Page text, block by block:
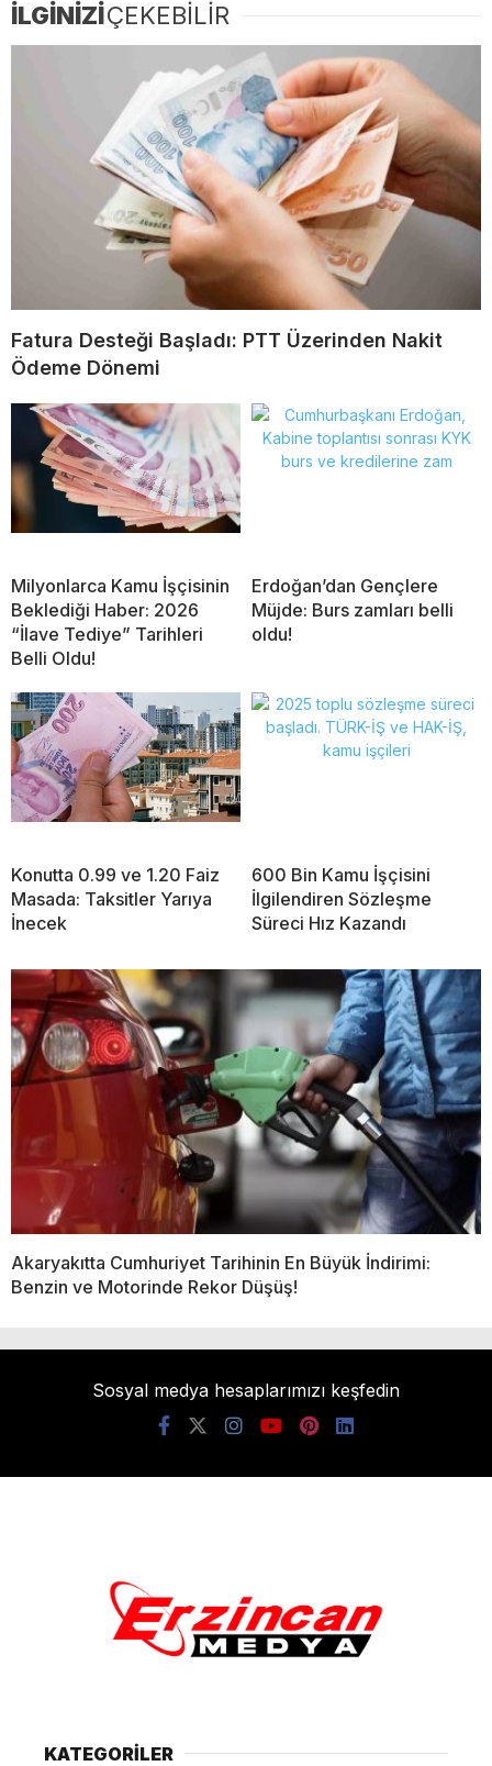
İLGİNİZİÇEKEBİLİR
Fatura Desteği Başladı: PTT Üzerinden Nakit
Ödeme Dönemi
Milyonlarca Kamu İşçisinin
Beklediği Haber: 2026
“İlave Tediye” Tarihleri
Belli Oldu!
Erdoğan’dan Gençlere
Müjde: Burs zamları belli
oldu!
Konutta 0.99 ve 1.20 Faiz
Masada: Taksitler Yarıya
İnecek
600 Bin Kamu İşçisini
İlgilendiren Sözleşme
Süreci Hız Kazandı
Akaryakıtta Cumhuriyet Tarihinin En Büyük İndirimi:
Benzin ve Motorinde Rekor Düşüş!
Sosyal medya hesaplarımızı keşfedin
KATEGORİLER